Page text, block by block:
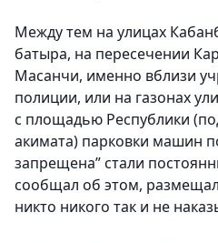
Между тем на улицах
батыра, на пересечении
Масанчи, именно вблизи
полиции, или на газонах
с площадью Республики
акимата) парковки машин
запрещена” стали
сообщал об этом,
никто никого так и не